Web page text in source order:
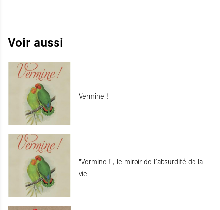
Voir aussi
Vermine !
"Vermine !", le miroir de l’absurdité de la
vie